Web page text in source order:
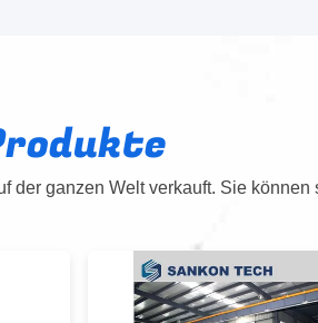
der ganzen Welt verkauft. Sie